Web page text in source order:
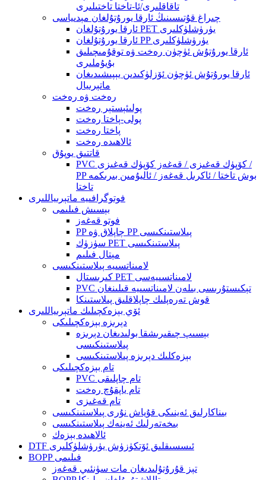
تاقاقلىرى/ئا-تاختا تاختىلىرى
چىراغ قۇتىسىنىڭ ئارقا يورۇتۇلغان مېدىياسى
ئارقا يورۇتۇلغان PET يۈرۈشلۈكلىرى
ئارقا يورۇتۇلغان PP يۈرۈشلۈكلىرى
ئارقا يورۇتۇش ئۈچۈن رەخت ۋە توقۇمىچىلىق
بۇيۇملىرى
ئارقا يورۇتۇش ئۈچۈن ئۆزلۈكىدىن يېپىشىدىغان
ماتېرىيال
رەخت ۋە رەخت
پولىئېستېر رەخت
پولى-پاختا رەخت
پاختا رەخت
ئالاھىدە رەخت
قاتتىق يوپۇق
PVC كۆپۈك قەغىزى / قەغەز كۆپۈك قەغىزى /
PP بوش تاختا / ئاكرىل قەغەز / ئاليۇمىن بىرىكمە
تاختا
فوتوگرافىيە ماتېرىياللىرى
بېسىش فىلىمى
فوتو قەغەز
PP چاپلاق ۋە PP پىلاستىنكىسى
سۈزۈك PET پىلاستىنكىسى
مېتال فىلىم
لامىناتسىيە پىلاستىنكىسى
كىرىستال PET لامىناتسىيەسى
PVC تېكىستۇرىسى بىلەن لامىناتسىيە قىلىنغان
قوش تەرەپلىك چاپلاقلىق پىلاستىنكا
ئۆي بېزەكچىلىك ماتېرىياللىرى
دېرىزە بېزەكچىلىكى
بېسىپ چىقىرىشقا بولىدىغان دېرىزە
پىلاستىنكىسى
بېزەكلىك دېرىزە پىلاستىنكىسى
تام بېزەكچىلىكى
PVC تام چاپلىقى
تام ياپقۇچ رەخت
تام قەغىزى
بىناكارلىق ئەينىكى قۇياش نۇرى پىلاستىنكىسى
بىخەتەرلىك ئەينەك پىلاستىنكىسى
ئالاھىدە بېزەك
DTF ئىسسىقلىق ئۆتكۈزۈش يۈرۈشلۈكلىرى
BOPP فىلىمى
تېز قۇرۇتۇلىدىغان مات سۈنئىي قەغەز